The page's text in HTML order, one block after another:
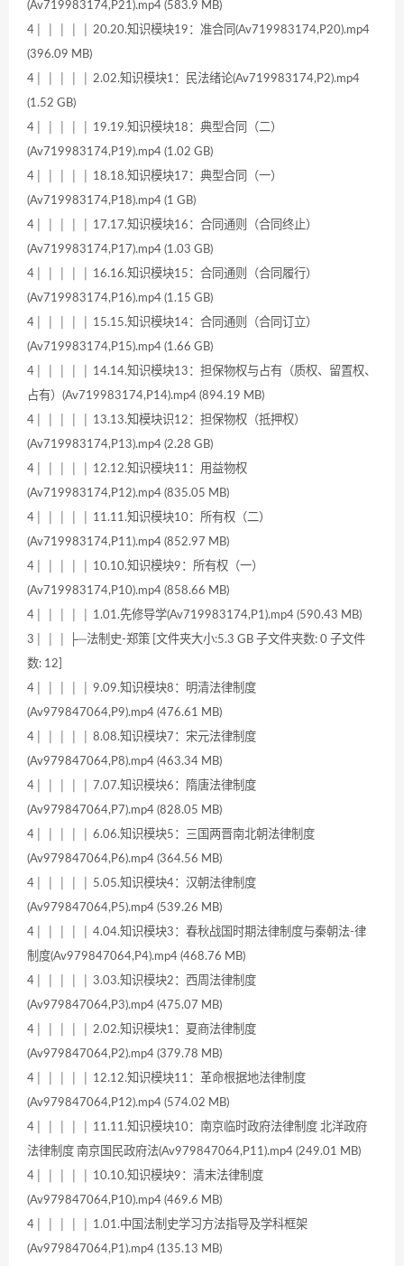
(Av719983174,P21).mp4 (583.9 MB)
4│ │ │ │ │ 20.20.知识模块19：准合同(Av719983174,P20).mp4
(396.09 MB)
4│ │ │ │ │ 2.02.知识模块1：民法绪论(Av719983174,P2).mp4
(1.52 GB)
4│ │ │ │ │ 19.19.知识模块18：典型合同（二）
(Av719983174,P19).mp4 (1.02 GB)
4│ │ │ │ │ 18.18.知识模块17：典型合同（一）
(Av719983174,P18).mp4 (1 GB)
4│ │ │ │ │ 17.17.知识模块16：合同通则（合同终止）
(Av719983174,P17).mp4 (1.03 GB)
4│ │ │ │ │ 16.16.知识模块15：合同通则（合同履行）
(Av719983174,P16).mp4 (1.15 GB)
4│ │ │ │ │ 15.15.知识模块14：合同通则（合同订立）
(Av719983174,P15).mp4 (1.66 GB)
4│ │ │ │ │ 14.14.知识模块13：担保物权与占有（质权、留置权、
占有）(Av719983174,P14).mp4 (894.19 MB)
4│ │ │ │ │ 13.13.知模块识12：担保物权（抵押权）
(Av719983174,P13).mp4 (2.28 GB)
4│ │ │ │ │ 12.12.知识模块11：用益物权
(Av719983174,P12).mp4 (835.05 MB)
4│ │ │ │ │ 11.11.知识模块10：所有权（二）
(Av719983174,P11).mp4 (852.97 MB)
4│ │ │ │ │ 10.10.知识模块9：所有权（一）
(Av719983174,P10).mp4 (858.66 MB)
4│ │ │ │ │ 1.01.先修导学(Av719983174,P1).mp4 (590.43 MB)
3│ │ │ ├─法制史-郑策 [文件夹大小:5.3 GB 子文件夹数: 0 子文件
数: 12]
4│ │ │ │ │ 9.09.知识模块8：明清法律制度
(Av979847064,P9).mp4 (476.61 MB)
4│ │ │ │ │ 8.08.知识模块7：宋元法律制度
(Av979847064,P8).mp4 (463.34 MB)
4│ │ │ │ │ 7.07.知识模块6：隋唐法律制度
(Av979847064,P7).mp4 (828.05 MB)
4│ │ │ │ │ 6.06.知识模块5：三国两晋南北朝法律制度
(Av979847064,P6).mp4 (364.56 MB)
4│ │ │ │ │ 5.05.知识模块4：汉朝法律制度
(Av979847064,P5).mp4 (539.26 MB)
4│ │ │ │ │ 4.04.知识模块3：春秋战国时期法律制度与秦朝法-律
制度(Av979847064,P4).mp4 (468.76 MB)
4│ │ │ │ │ 3.03.知识模块2：西周法律制度
(Av979847064,P3).mp4 (475.07 MB)
4│ │ │ │ │ 2.02.知识模块1：夏商法律制度
(Av979847064,P2).mp4 (379.78 MB)
4│ │ │ │ │ 12.12.知识模块11：革命根据地法律制度
(Av979847064,P12).mp4 (574.02 MB)
4│ │ │ │ │ 11.11.知识模块10：南京临时政府法律制度 北洋政府
法律制度 南京国民政府法(Av979847064,P11).mp4 (249.01 MB)
4│ │ │ │ │ 10.10.知识模块9：清末法律制度
(Av979847064,P10).mp4 (469.6 MB)
4│ │ │ │ │ 1.01.中国法制史学习方法指导及学科框架
(Av979847064,P1).mp4 (135.13 MB)